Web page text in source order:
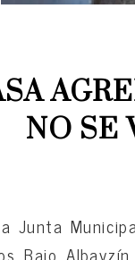
NO SE
Junta
Bajo